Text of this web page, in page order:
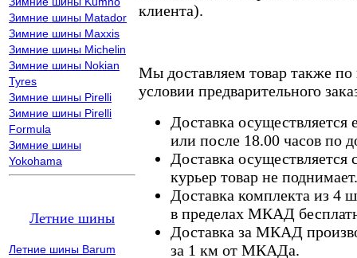
Зимние шины Matador
Зимние шины Maxxis
Зимние шины Michelin
Зимние шины Nokian
Tyres
Зимние шины Pirelli
Зимние шины Pirelli
Formula
Зимние шины
Yokohama
Летние шины
Летние шины Barum
клиента).
Мы доставляем товар также
условии предварительного
Доставка осуществляется
или после 18.00 часов по
Доставка осуществляется
курьер товар не поднимает.
Доставка комплекта из 4
в пределах МКАД
Доставка за МКАД
за 1 км от МКАДа.